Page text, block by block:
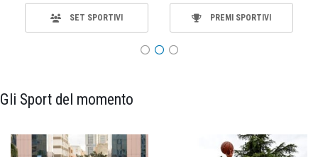
SET SPORTIVI PREMI SPORTIVI
Gli Sport del momento